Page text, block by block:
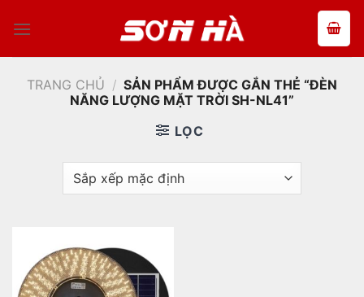
qua
TRANG CHỦ / SẢN PHẨM ĐƯỢC GẮN THẺ “ĐÈN
NĂNG LƯỢNG MẶT TRỜI SH-NL41”
LỌC